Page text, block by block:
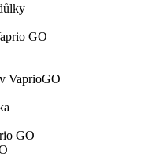
GO
VaprioGO
GO